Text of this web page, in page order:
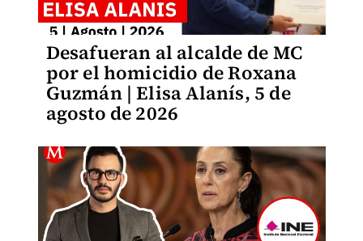
Desafueran al alcalde de MC
por el homicidio de Roxana
Guzmán | Elisa Alanís, 5 de
agosto de 2026